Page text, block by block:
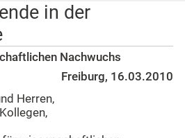
in der
Nachwuchs
Freiburg, 16.03.2010
Herren,